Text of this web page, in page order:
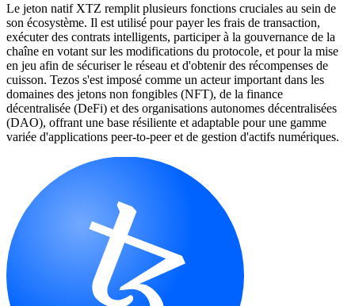
Le jeton natif XTZ remplit plusieurs fonctions cruciales au sein de
son écosystème. Il est utilisé pour payer les frais de transaction,
exécuter des contrats intelligents, participer à la gouvernance de la
chaîne en votant sur les modifications du protocole, et pour la mise
en jeu afin de sécuriser le réseau et d'obtenir des récompenses de
cuisson. Tezos s'est imposé comme un acteur important dans les
domaines des jetons non fongibles (NFT), de la finance
décentralisée (DeFi) et des organisations autonomes décentralisées
(DAO), offrant une base résiliente et adaptable pour une gamme
variée d'applications peer-to-peer et de gestion d'actifs numériques.